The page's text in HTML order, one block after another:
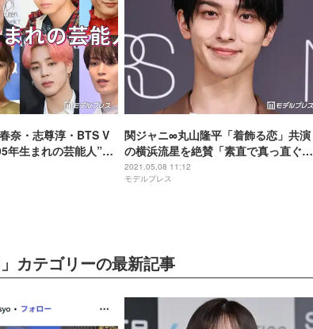
奈・志尊淳・BTS V
年生まれの芸能人”は
関ジャニ∞丸山隆平「着飾る恋」共演
の横浜流星を絶賛「素直で真っ直ぐで
素敵」
2021.05.08 11:12
モデルプレス
」カテゴリーの最新記事